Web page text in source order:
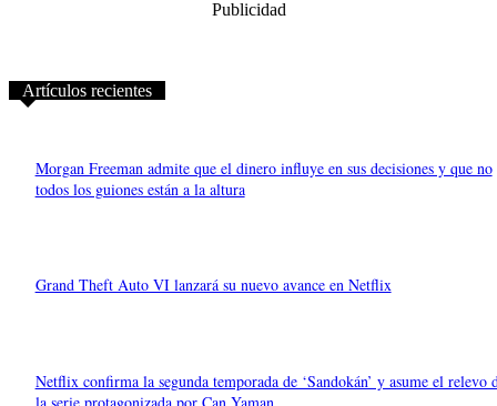
Publicidad
Artículos recientes
Morgan Freeman admite que el dinero influye en sus decisiones y que no
todos los guiones están a la altura
Grand Theft Auto VI lanzará su nuevo avance en Netflix
Netflix confirma la segunda temporada de ‘Sandokán’ y asume el relevo
la serie protagonizada por Can Yaman